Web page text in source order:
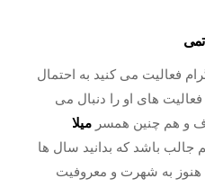
فعالیت می‌ کنید به احتمال
های او را دنبال می‌
و هم چنین همسر میلا
باشد که بدانید سال‌ ها
هنوز به شهرت و معروفیت